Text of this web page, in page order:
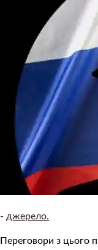
- джерело.
Переговори з цього